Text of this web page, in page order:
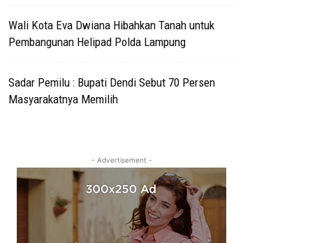
Wali Kota Eva Dwiana Hibahkan Tanah untuk
Pembangunan Helipad Polda Lampung
Sadar Pemilu : Bupati Dendi Sebut 70 Persen
Masyarakatnya Memilih
- Advertisement -